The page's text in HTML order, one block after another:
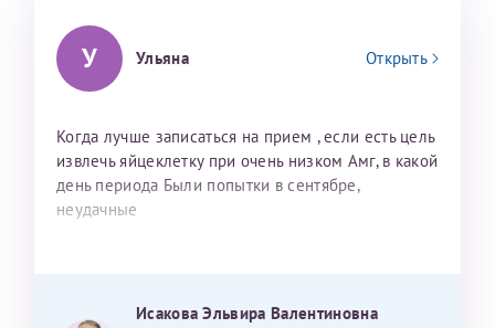
У Ульяна Открыть
Когда лучше записаться на прием , если есть цель
извлечь яйцеклетку при очень низком Амг, в какой
день периода Были попытки в сентябре,
неудачные
Исакова Эльвира Валентиновна